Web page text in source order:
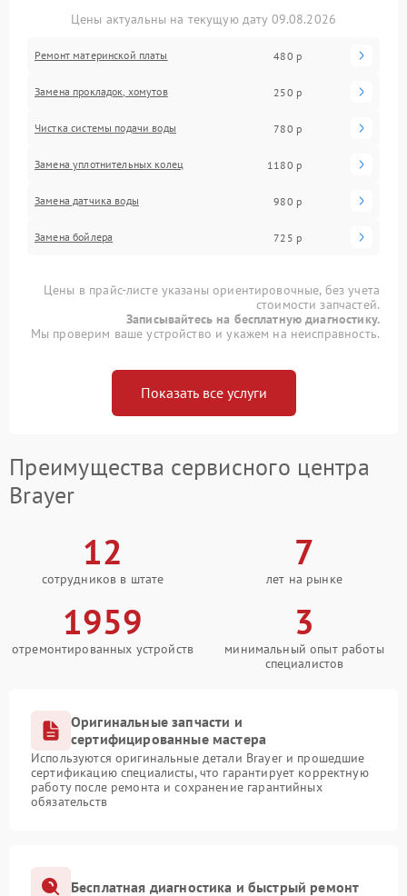
Цены актуальны на текущую дату 09.08.2026
Ремонт материнской платы 480 р
Замена прокладок, хомутов 250 р
Чистка системы подачи воды 780 р
Замена уплотнительных колец 1180 р
Замена датчика воды 980 р
Замена бойлера 725 р
Цены в прайс-листе указаны ориентировочные, без учета
стоимости запчастей.
Записывайтесь на бесплатную диагностику.
Мы проверим ваше устройство и укажем на неисправность.
Показать все услуги
Преимущества сервисного центра
Brayer
12
сотрудников в штате
7
лет на рынке
1959
отремонтированных устройств
3
минимальный опыт работы
специалистов
Оригинальные запчасти и
сертифицированные мастера
Используются оригинальные детали Brayer и прошедшие
сертификацию специалисты, что гарантирует корректную
работу после ремонта и сохранение гарантийных
обязательств
Бесплатная диагностика и быстрый ремонт